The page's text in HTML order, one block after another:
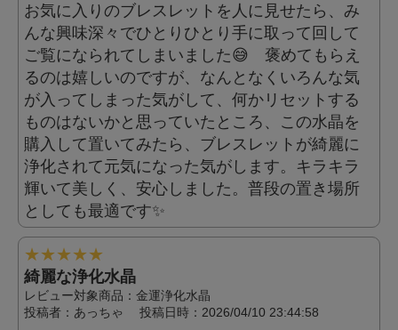
お気に入りのブレスレットを人に見せたら、み
んな興味深々でひとりひとり手に取って回して
ご覧になられてしまいました😅 褒めてもらえ
るのは嬉しいのですが、なんとなくいろんな気
が入ってしまった気がして、何かリセットする
ものはないかと思っていたところ、この水晶を
購入して置いてみたら、ブレスレットが綺麗に
浄化されて元気になった気がします。キラキラ
輝いて美しく、安心しました。普段の置き場所
としても最適です✨
★★★★★
綺麗な浄化水晶
レビュー対象商品：金運浄化水晶
投稿者： あっちゃ 投稿日時：2026/04/10 23:44:58